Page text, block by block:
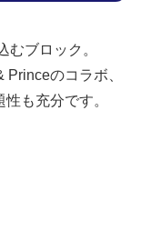
むブロック。
のコラボ、
も充分です。